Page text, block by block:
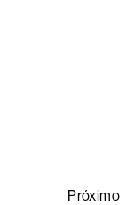
Próximo